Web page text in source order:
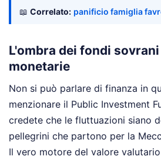
📖 Correlato: panificio famiglia
L'ombra dei fondi
monetarie
Non si può parlare di finanza in
menzionare il Public Investment
credete che le fluttuazioni siano
pellegrini che partono per la
Il vero motore del valore